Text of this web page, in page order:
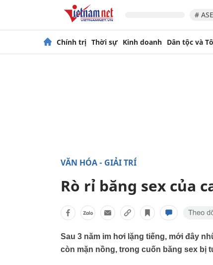
#
Chính trị Thời sự Kinh doanh Dân tộc và
VĂN HÓA - GIẢI TRÍ
Rò rỉ băng sex của
Sau 3 năm im hơi lặng tiếng, mới đây
còn mặn nồng, trong cuốn băng sex bị